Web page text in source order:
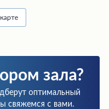
зала?
оптимальный
свяжемся с вами.